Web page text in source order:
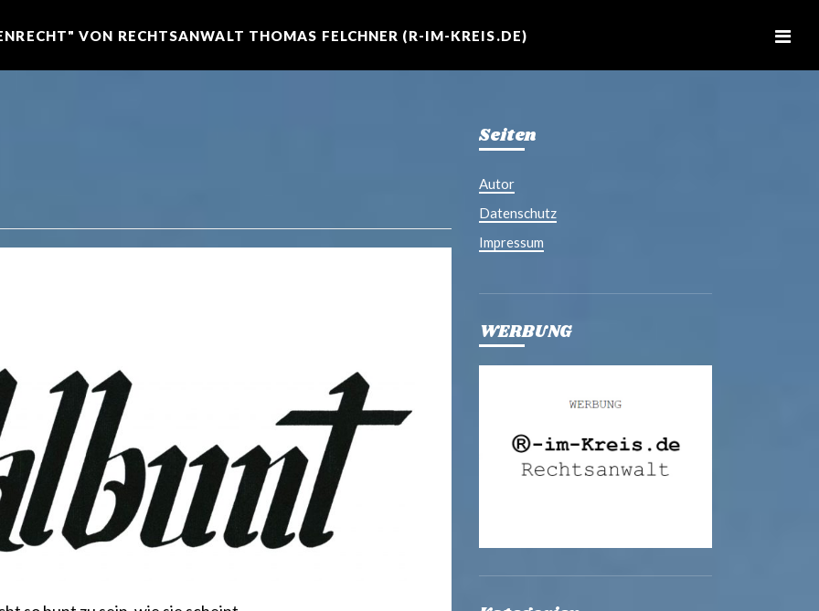
VON RECHTSANWALT THOMAS FELCHNER (R-IM-KREIS.DE)
Seiten
Autor
Datenschutz
Impressum
WERBUNG